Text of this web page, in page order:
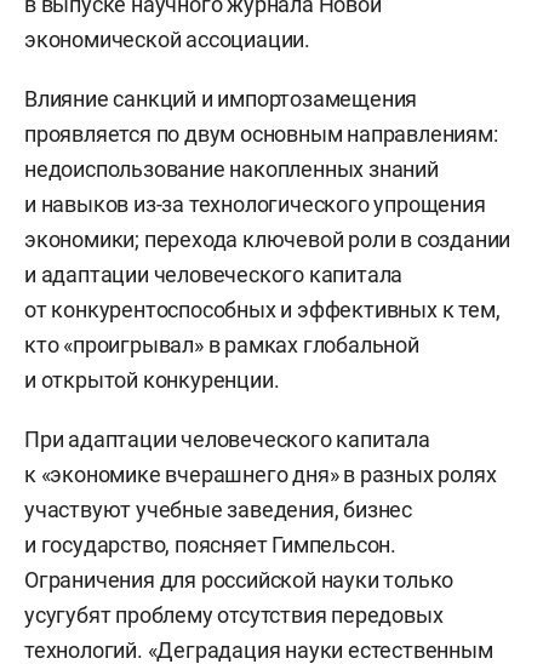
экономической ассоциации.
Влияние санкций и импортозамещения
проявляется по двум основным направлениям:
недоиспользование накопленных знаний
и навыков из-за технологического упрощения
экономики; перехода ключевой роли в создании
и адаптации человеческого капитала
от конкурентоспособных и эффективных к тем,
кто «проигрывал» в рамках глобальной
и открытой конкуренции.
При адаптации человеческого капитала
к «экономике вчерашнего дня» в разных ролях
участвуют учебные заведения, бизнес
и государство, поясняет Гимпельсон.
Ограничения для российской науки только
усугубят проблему отсутствия передовых
технологий. «Деградация науки естественным